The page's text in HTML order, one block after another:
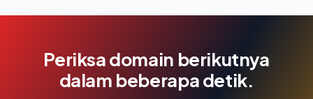
Periksa domain berikutnya
dalam beberapa detik.